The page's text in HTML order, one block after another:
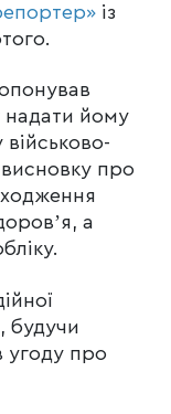
із
надати йому
військово-
висновку про
а
будучи
угоду про